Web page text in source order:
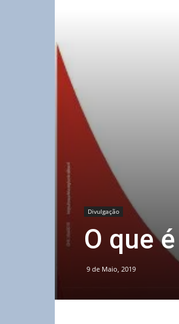
Divulgação
O que
9 de Maio, 2019